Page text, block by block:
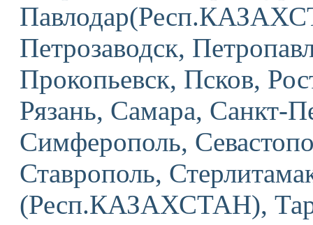
Петрозаводск,
Прокопьевск, Псков,
Рязань, Самара, Санкт-
Симферополь,
Ставрополь,
(Респ.КАЗАХСТАН),